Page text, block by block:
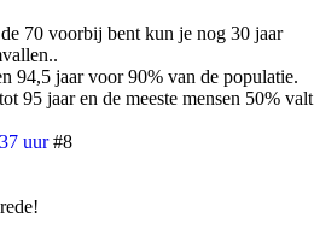
70 voorbij bent kun je nog 30 jaar
94,5 jaar voor 90% van de populatie.
95 jaar en de meeste mensen 50% valt
uur #8